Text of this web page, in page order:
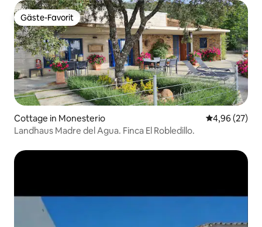
Gäste-Favorit
Gäste-Favorit
Cottage in Monesterio
4,96 (27)
Landhaus Madre del Agua. Finca El Robledillo.